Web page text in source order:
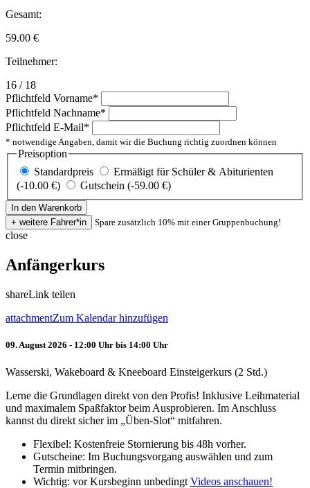
Gesamt:
59.00 €
Teilnehmer:
16 / 18
Pflichtfeld Vorname*
Pflichtfeld Nachname*
Pflichtfeld E-Mail*
* notwendige Angaben, damit wir die Buchung richtig zuordnen können
Preisoption
Standardpreis
Ermäßigt für Schüler & Abiturienten
(-10.00 €)
Gutschein (-59.00 €)
Spare zusätzlich 10% mit einer Gruppenbuchung!
close
Anfängerkurs
shareLink teilen
attachmentZum Kalendar hinzufügen
09. August 2026 - 12:00 Uhr bis 14:00 Uhr
Wasserski, Wakeboard & Kneeboard Einsteigerkurs (2 Std.)
Lerne die Grundlagen direkt von den Profis! Inklusive Leihmaterial
und maximalem Spaßfaktor beim Ausprobieren. Im Anschluss
kannst du direkt sicher im „Üben-Slot“ mitfahren.
Flexibel: Kostenfreie Stornierung bis 48h vorher.
Gutscheine: Im Buchungsvorgang auswählen und zum
Termin mitbringen.
Wichtig: vor Kursbeginn unbedingt Videos anschauen!